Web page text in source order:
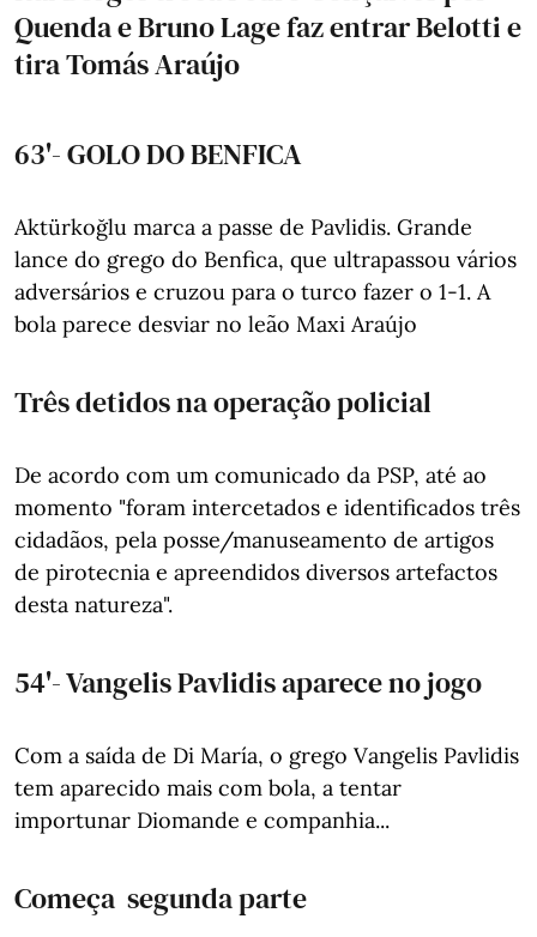
Quenda e Bruno Lage faz entrar Belotti e
tira Tomás Araújo
63'- GOLO DO BENFICA
Aktürkoğlu marca a passe de Pavlidis. Grande
lance do grego do Benfica, que ultrapassou vários
adversários e cruzou para o turco fazer o 1-1. A
bola parece desviar no leão Maxi Araújo
Três detidos na operação policial
De acordo com um comunicado da PSP, até ao
momento "foram intercetados e identificados três
cidadãos, pela posse/manuseamento de artigos
de pirotecnia e apreendidos diversos artefactos
desta natureza".
54'- Vangelis Pavlidis aparece no jogo
Com a saída de Di María, o grego Vangelis Pavlidis
tem aparecido mais com bola, a tentar
importunar Diomande e companhia...
Começa segunda parte